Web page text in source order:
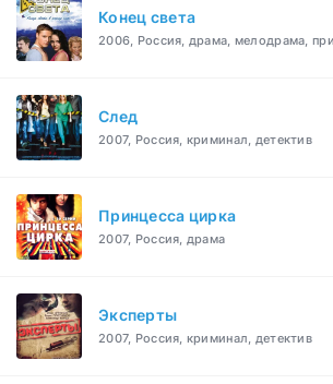
Конец света
2006, Россия, драма, мелодрама,
След
2007, Россия, криминал, детектив
Принцесса цирка
2007, Россия, драма
Эксперты
2007, Россия, криминал, детектив